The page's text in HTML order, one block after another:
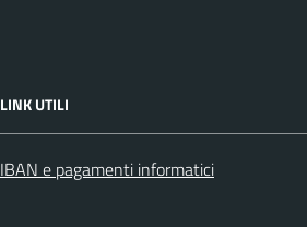
LINK UTILI
IBAN e pagamenti informatici